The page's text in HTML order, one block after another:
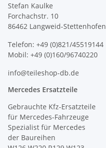
Stefan Kaulke
Forchachstr. 10
86462 Langweid-Stettenhofen
Telefon: +49 (0)821/45519144
Mobil: +49 (0)160/96740220
info@teileshop-db.de
Mercedes Ersatzteile
Gebrauchte Kfz-Ersatzteile
für Mercedes-Fahrzeuge
Spezialist für Mercedes
der Baureihen